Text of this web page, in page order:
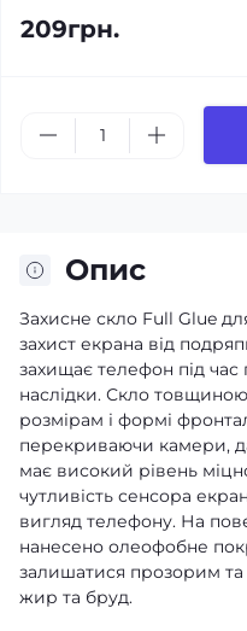
209грн.
Опис
Захисне скло Full Glue
захист екрана від
захищає телефон під
наслідки. Скло
розмірам і формі
перекриваючи камери,
має високий рівень
чутливість сенсора
вигляд телефону. На
нанесено олеофобне
залишатися прозорим
жир та бруд.